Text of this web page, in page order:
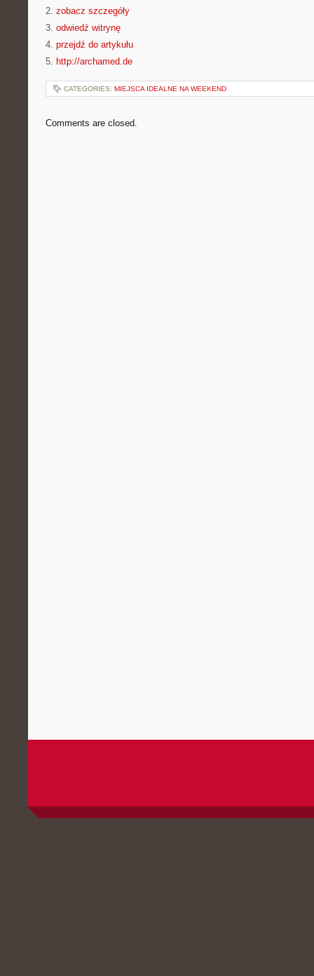
2. zobacz szczegóły
3. odwiedź witrynę
4. przejdź do artykułu
5. http://archamed.de
CATEGORIES: MIEJSCA IDEALNE NA WEEKEND
Comments are closed.